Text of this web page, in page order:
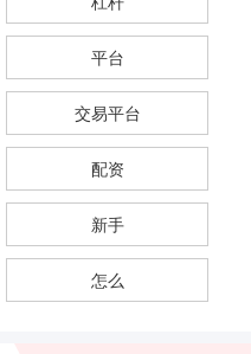
平台
交易平台
配资
新手
怎么